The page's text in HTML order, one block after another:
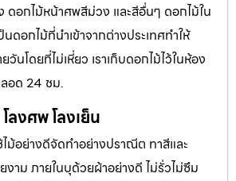
ดอกไม้หน้าศพสีม่วง และสีอื่นๆ ดอกไม้ใน
ดอกไม้ที่นำเข้าจากต่างประเทศทำให้
นโดยที่ไม่เหี่ยว เราเก็บดอกไม้ไว้ในห้อง
อด 24 ชม.
งศพ โลงเย็น
ไม้อย่างดีจัดทำอย่างปราณีต ทาสีและ
งาม ภายในบุด้วยผ้าอย่างดี ไม่รั่วไม่ซึม